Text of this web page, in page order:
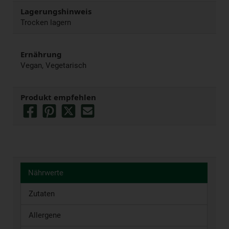
Lagerungshinweis
Trocken lagern
Ernährung
Vegan, Vegetarisch
Produkt empfehlen
Nährwerte
Zutaten
Allergene